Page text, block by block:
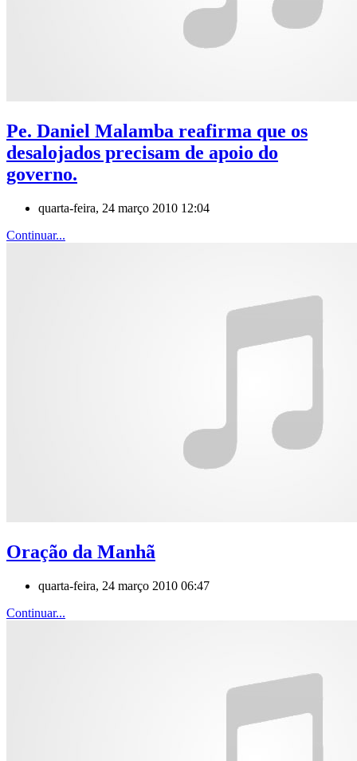
Pe. Daniel Malamba reafirma que os
desalojados precisam de apoio do
governo.
quarta-feira, 24 março 2010 12:04
Continuar...
Oração da Manhã
quarta-feira, 24 março 2010 06:47
Continuar...